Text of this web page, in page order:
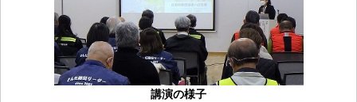
講演の様子